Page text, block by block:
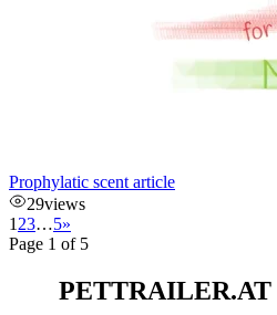
Prophylatic scent article
29views
1 23…5»
Page 1 of 5
PETTRAILER.AT